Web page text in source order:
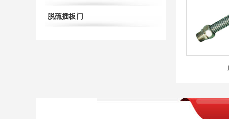
脱硫插板门